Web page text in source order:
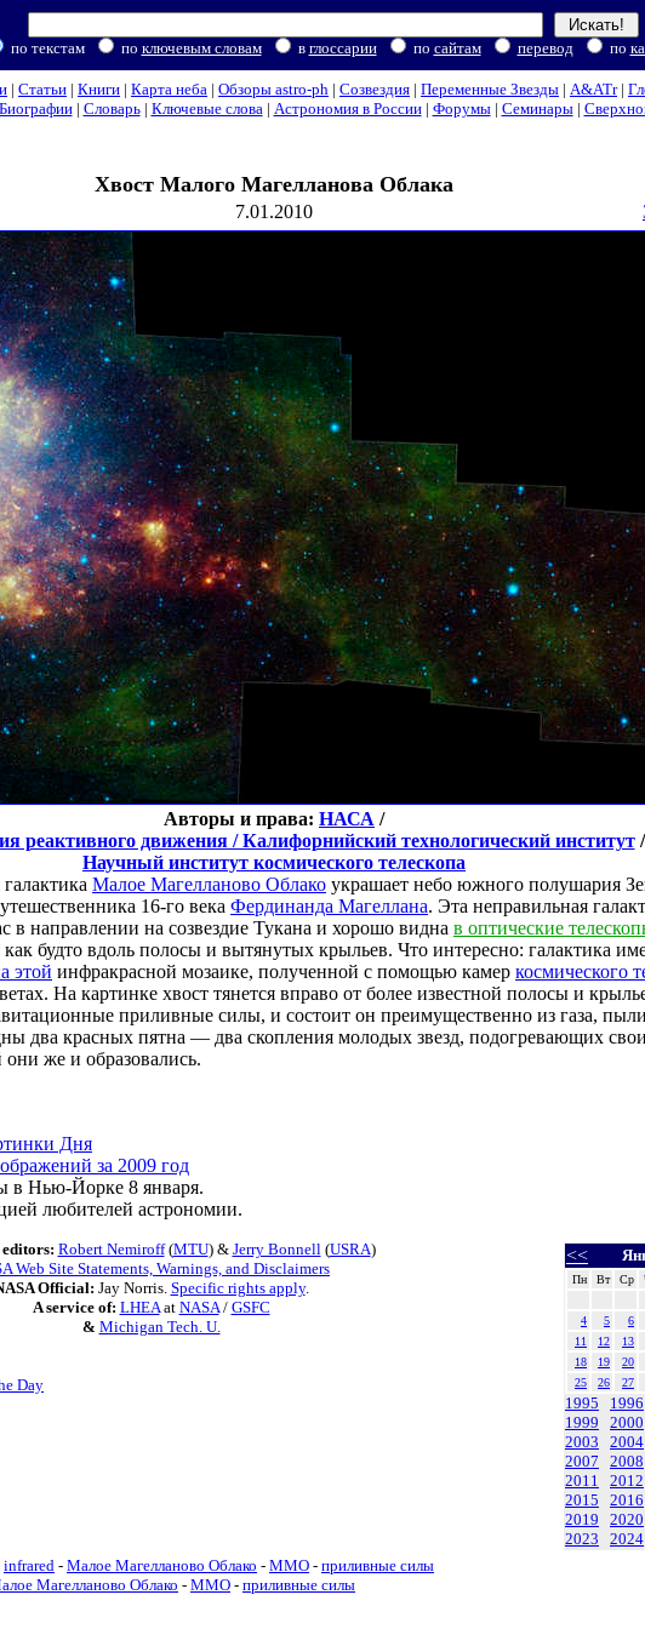
по текстам по ключевым словам в глоссарии по сайтам перевод по
| Статьи | Книги | Карта неба | Обзоры astro-ph | Созвездия | Переменные Звезды | A&ATr|
Биографии| Словарь| Ключевые слова| Астрономия в России| Форумы| Семинары|
Хвост Малого Магелланова Облака
7.01.2010
Авторы и права: НАСА /
реактивного движения / Калифорнийский технологический институт/
Научный институт космического телескопа
Малое Магелланово Облако украшает небо южного полушария
16-го века Фердинанда Магеллана. Эта неправильная
в направлении на созвездие Тукана и хорошо видна в оптические
будто вдоль полосы и вытянутых крыльев. Что интересно: галактика
этой инфракрасной мозаике, полученной с помощью камер космического
На картинке хвост тянется вправо от более известной полосы и
приливные силы, и состоит он преимущественно из газа,
два красных пятна — два скопления молодых звезд, подогревающих
же и образовались.
Дня
за 2009 год
в Нью-Йорке 8 января.
любителей астрономии.
<<
Пн Вт Ср
4
5 6
11
12 13
18
19 20
25
26 27
1995 1996
1999
2000
2003
2004
2007
2008
2011
2012
2015
2016
2019
2020
2023
2024
Robert Nemiroff(MTU) & Jerry Bonnell(USRA)
Web Site Statements, Warnings, and Disclaimers
Official: Jay Norris. Specific rights apply.
A service of: LHEAat NASA/ GSFC
& Michigan Tech. U.
Day
infrared - Малое Магелланово Облако - ММО - приливные силы
Магелланово Облако - ММО - приливные силы